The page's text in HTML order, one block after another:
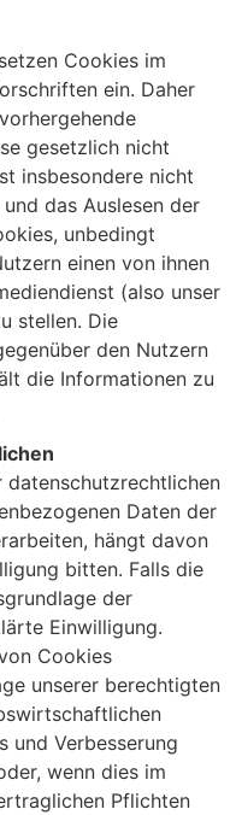
Cookies im
ein. Daher
gesetzlich nicht
insbesondere nicht
das Auslesen der
unbedingt
einen von ihnen
(also unser
stellen. Die
den Nutzern
die Informationen zu
datenschutzrechtlichen
Daten der
hängt davon
bitten. Falls die
der
Einwilligung.
Cookies
unserer berechtigten
und Verbesserung
wenn dies im
Pflichten